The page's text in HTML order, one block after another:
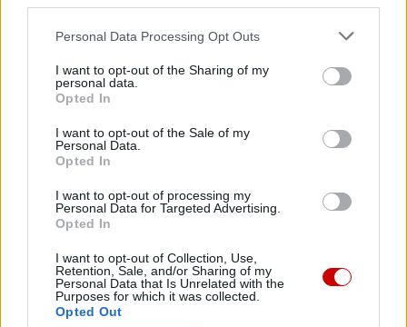
Personal Data Processing Opt Outs
I want to opt-out of the Sharing of my
personal data.
Opted In
I want to opt-out of the Sale of my
Personal Data.
Opted In
I want to opt-out of processing my
Personal Data for Targeted Advertising.
Opted In
I want to opt-out of Collection, Use,
Retention, Sale, and/or Sharing of my
Personal Data that Is Unrelated with the
Purposes for which it was collected.
Opted Out